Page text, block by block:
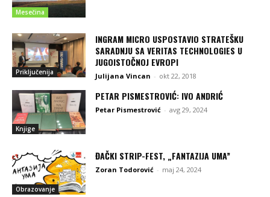
Mesečina
Priključenija
INGRAM MICRO USPOSTAVIO STRATEŠKU
SARADNJU SA VERITAS TECHNOLOGIES U
JUGOISTOČNOJ EVROPI
Julijana Vincan - okt 22, 2018
Knjige
PETAR PISMESTROVIĆ: IVO ANDRIĆ
Petar Pismestrović - avg 29, 2024
Obrazovanje
ĐAČKI STRIP-FEST, „FANTAZIJA UMA”
Zoran Todorović - maj 24, 2024